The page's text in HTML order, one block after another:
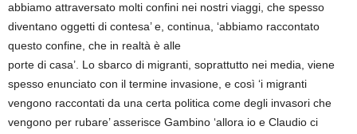
abbiamo attraversato molti confini nei nostri viaggi, che spesso
diventano oggetti di contesa’ e, continua, ‘abbiamo raccontato
questo confine, che in realtà è alle
porte di casa’. Lo sbarco di migranti, soprattutto nei media, viene
spesso enunciato con il termine invasione, e così ‘i migranti
vengono raccontati da una certa politica come degli invasori che
vengono per rubare’ asserisce Gambino ‘allora io e Claudio ci